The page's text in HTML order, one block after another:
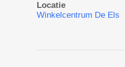
Locatie
Winkelcentrum De Els